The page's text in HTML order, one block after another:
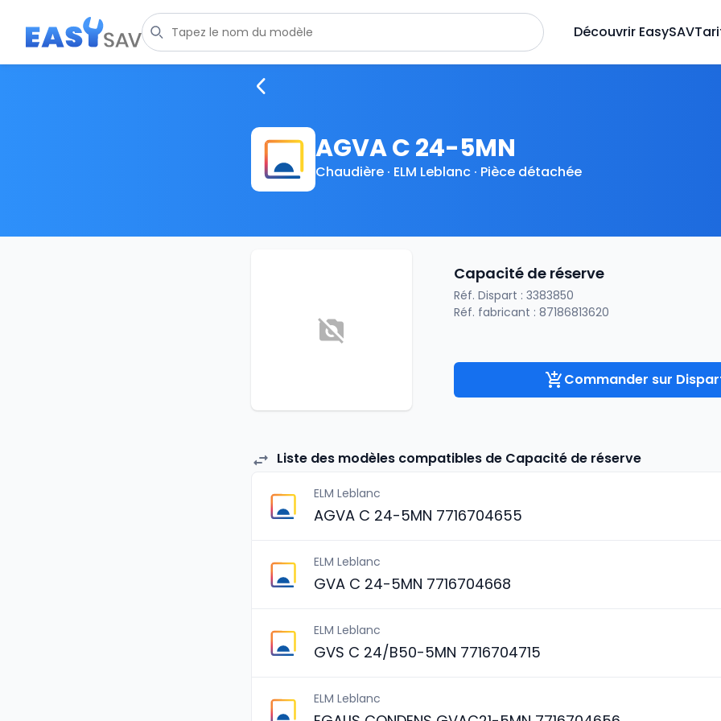
Découvrir EasySAV
AGVA C 24-5MN
Chaudière · ELM Leblanc · Pièce détachée
Capacité de réserve
Réf. Dispart : 3383850
Réf. fabricant : 87186813620
Commander sur
Liste des modèles compatibles de Capacité de réserve
ELM Leblanc
AGVA C 24-5MN 7716704655
ELM Leblanc
GVA C 24-5MN 7716704668
ELM Leblanc
GVS C 24/B50-5MN 7716704715
ELM Leblanc